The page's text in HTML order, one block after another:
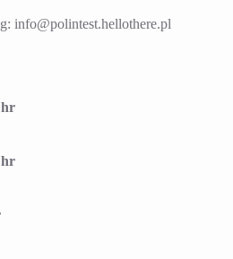
info@polintest.hellothere.pl